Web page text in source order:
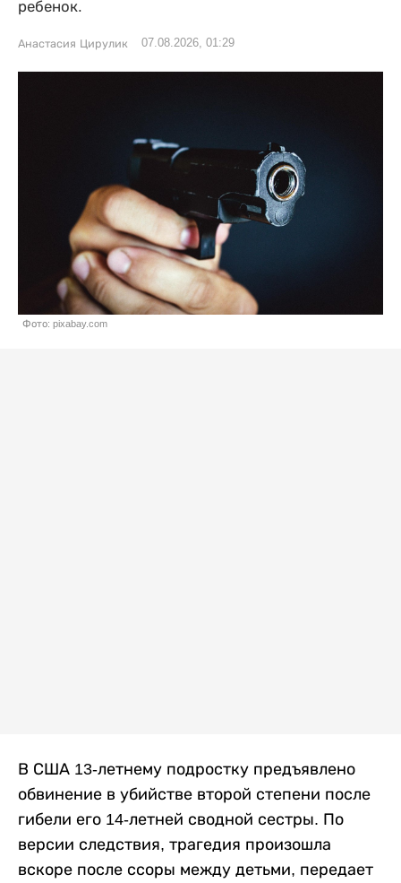
ребенок.
Анастасия Цирулик 07.08.2026, 01:29
Фото: pixabay.com
В США 13-летнему подростку предъявлено
обвинение в убийстве второй степени после
гибели его 14-летней сводной сестры. По
версии следствия, трагедия произошла
вскоре после ссоры между детьми, передает